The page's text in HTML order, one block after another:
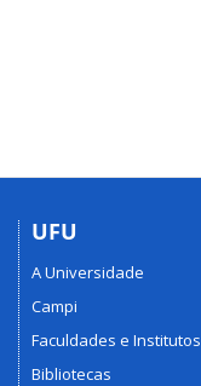
UFU
A Universidade
Campi
Faculdades e Institutos
Bibliotecas